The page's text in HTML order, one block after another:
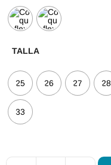
TALLA
25 26 27 28
33